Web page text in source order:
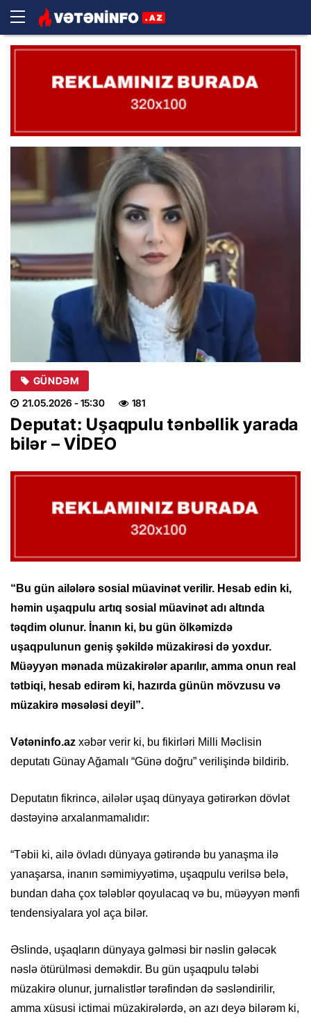
GÜNDƏM
21.05.2026 - 15:30 181
Deputat: Uşaqpulu tənbəllik yarada
bilər – VİDEO
“Bu gün ailələrə sosial müavinət verilir. Hesab edin ki,
həmin uşaqpulu artıq sosial müavinət adı altında
təqdim olunur. İnanın ki, bu gün ölkəmizdə
uşaqpulunun geniş şəkildə müzakirəsi də yoxdur.
Müəyyən mənada müzakirələr aparılır, amma onun real
tətbiqi, hesab edirəm ki, hazırda günün mövzusu və
müzakirə məsələsi deyil”.
Vətəninfo.az xəbər verir ki, bu fikirləri Milli Məclisin
deputatı Günay Ağamalı “Günə doğru” verilişində bildirib.
Deputatın fikrincə, ailələr uşaq dünyaya gətirərkən dövlət
dəstəyinə arxalanmamalıdır:
“Təbii ki, ailə övladı dünyaya gətirəndə bu yanaşma ilə
yanaşarsa, inanın səmimiyyətimə, uşaqpulu verilsə belə,
bundan daha çox tələblər qoyulacaq və bu, müəyyən mənfi
tendensiyalara yol aça bilər.
Əslində, uşaqların dünyaya gəlməsi bir nəslin gələcək
nəslə ötürülməsi deməkdir. Bu gün uşaqpulu tələbi
müzakirə olunur, jurnalistlər tərəfindən də səsləndirilir,
amma xüsusi ictimai müzakirələrdə, ən azı deyə bilərəm ki,